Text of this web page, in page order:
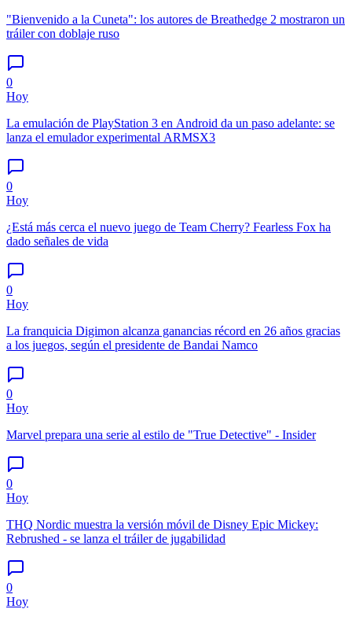
"Bienvenido a la Cuneta": los autores de Breathedge 2 mostraron un
tráiler con doblaje ruso
0
Hoy
La emulación de PlayStation 3 en Android da un paso adelante: se
lanza el emulador experimental ARMSX3
0
Hoy
¿Está más cerca el nuevo juego de Team Cherry? Fearless Fox ha
dado señales de vida
0
Hoy
La franquicia Digimon alcanza ganancias récord en 26 años gracias
a los juegos, según el presidente de Bandai Namco
0
Hoy
Marvel prepara una serie al estilo de "True Detective" - Insider
0
Hoy
THQ Nordic muestra la versión móvil de Disney Epic Mickey:
Rebrushed - se lanza el tráiler de jugabilidad
0
Hoy